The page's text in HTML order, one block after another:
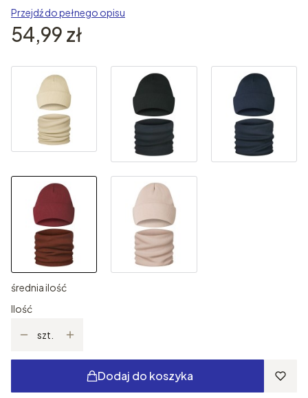
Przejdź do pełnego opisu
Cena
54,99 zł
średnia ilość
Ilość
szt.
Dodaj do koszyka